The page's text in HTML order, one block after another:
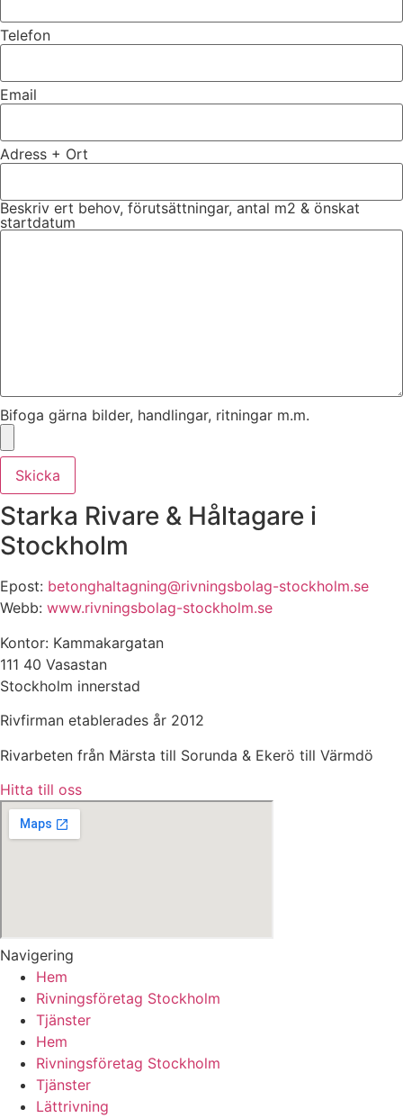
Telefon
Email
Adress + Ort
Beskriv ert behov, förutsättningar, antal m2 & önskat
startdatum
Bifoga gärna bilder, handlingar, ritningar m.m.
Skicka
Starka Rivare & Håltagare i
Stockholm
Epost: betonghaltagning@rivningsbolag-stockholm.se
Webb: www.rivningsbolag-stockholm.se
Kontor: Kammakargatan
111 40 Vasastan
Stockholm innerstad
Rivfirman etablerades år 2012
Rivarbeten från Märsta till Sorunda & Ekerö till Värmdö
Hitta till oss
Navigering
Hem
Rivningsföretag Stockholm
Tjänster
Hem
Rivningsföretag Stockholm
Tjänster
Lättrivning